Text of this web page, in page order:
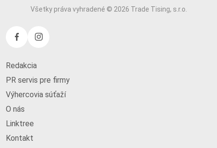
Všetky práva vyhradené © 2026 Trade Tising, s.r.o.
Redakcia
PR servis pre firmy
Výhercovia súťaží
O nás
Linktree
Kontakt